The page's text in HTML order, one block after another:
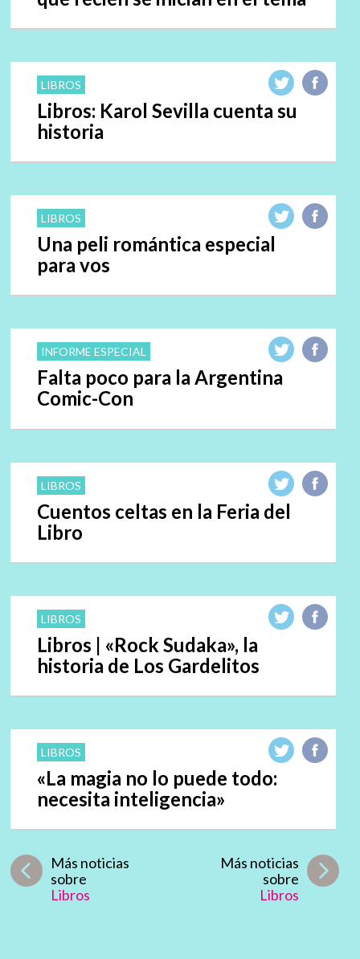
LIBROS
Libros: Karol Sevilla cuenta su
historia
LIBROS
Una peli romántica especial
para vos
INFORME ESPECIAL
Falta poco para la Argentina
Comic-Con
LIBROS
Cuentos celtas en la Feria del
Libro
LIBROS
Libros | «Rock Sudaka», la
historia de Los Gardelitos
LIBROS
«La magia no lo puede todo:
necesita inteligencia»
Más noticias
sobre
Libros
Más noticias
sobre
Libros